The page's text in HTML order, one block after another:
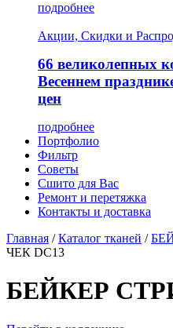
подробнее
Акции, Скидки и
66 великолепных
Весеннем
цен
подробнее
Портфолио
Фильтр
Советы
Сшито для Вас
Ремонт и перетяжка
Контакты и доставка
Главная / Каталог тканей /
ЧЕК DC13
БЕЙКЕР